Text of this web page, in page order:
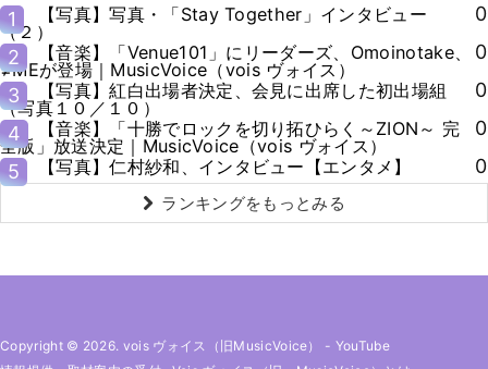
1
【写真】写真・「Stay Together」インタビュー
（２）
0
2
【音楽】「Venue101」にリーダーズ、Omoinotake、
≠MEが登場｜MusicVoice（vois ヴォイス）
0
3
【写真】紅白出場者決定、会見に出席した初出場組
（写真１０／１０）
0
4
【音楽】「十勝でロックを切り拓ひらく～ZION～ 完
全版」放送決定｜MusicVoice（vois ヴォイス）
0
5
【写真】仁村紗和、インタビュー【エンタメ】 0
ランキングをもっとみる
Copyright © 2026. vois ヴォイス（旧MusicVoice） - YouTube